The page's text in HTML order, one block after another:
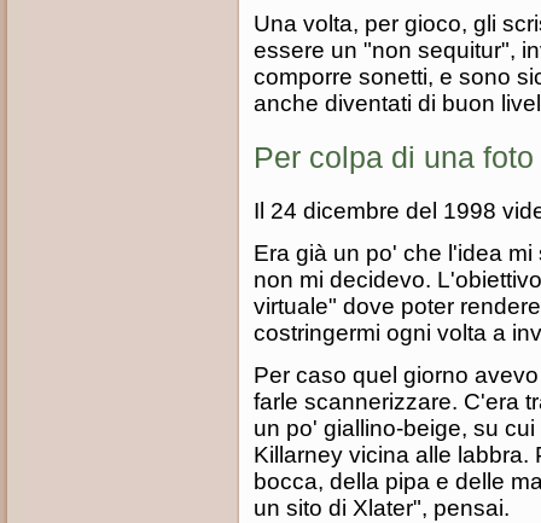
Una volta, per gioco, gli
essere un "non sequitur",
comporre sonetti, e sono
anche diventati di buon
Per colpa di una foto
Il 24 dicembre del 1998
Era già un po' che l'idea
non mi decidevo.
virtuale" dove poter
costringermi ogni volta a
Per caso quel giorno
farle scannerizzare. C'era
un po' giallino-beige, su
Killarney vicina alle labbra.
bocca, della pipa e delle
un sito di Xlater", pensai.